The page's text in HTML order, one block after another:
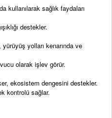
kullanılarak sağlık faydaları
destekler.
yolları kenarında ve
olarak işlev görür.
ekosistem dengesini destekler.
kontrolü sağlar.